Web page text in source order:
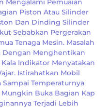
Mengalami Pemuaian
Piston Atau Silinder
Dan Dinding Silinder
Sebabkan Pergerakan
Tenaga Mesin. Masalah
Dengan Menghentikan
Indikator Menyatakan
Istirahatkan Mobil
Temperaturnya
Buka Bagian Kap
Terjadi Lebih